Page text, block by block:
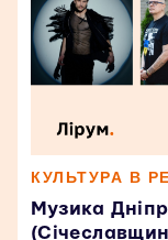
КУЛЬТУРА В
Музика